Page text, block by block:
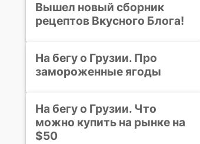
Вышел новый сборник
рецептов Вкусного Блога!
На бегу о Грузии. Про
замороженные ягоды
На бегу о Грузии. Что
можно купить на рынке на
$50